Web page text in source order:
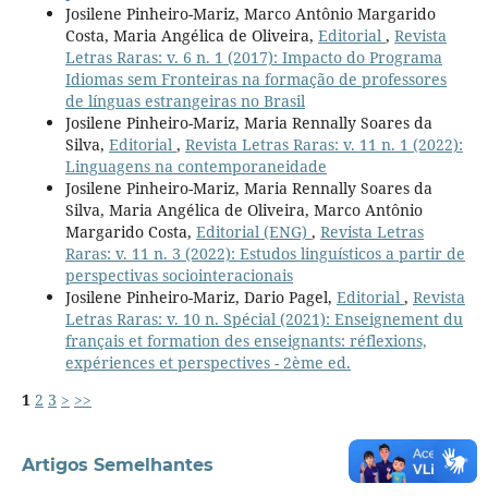
Josilene Pinheiro-Mariz, Marco Antônio Margarido
Costa, Maria Angélica de Oliveira, Editorial , Revista
Letras Raras: v. 6 n. 1 (2017): Impacto do Programa
Idiomas sem Fronteiras na formação de professores
de línguas estrangeiras no Brasil
Josilene Pinheiro-Mariz, Maria Rennally Soares da
Silva, Editorial , Revista Letras Raras: v. 11 n. 1 (2022):
Linguagens na contemporaneidade
Josilene Pinheiro-Mariz, Maria Rennally Soares da
Silva, Maria Angélica de Oliveira, Marco Antônio
Margarido Costa, Editorial (ENG) , Revista Letras
Raras: v. 11 n. 3 (2022): Estudos linguísticos a partir de
perspectivas sociointeracionais
Josilene Pinheiro-Mariz, Dario Pagel, Editorial , Revista
Letras Raras: v. 10 n. Spécial (2021): Enseignement du
français et formation des enseignants: réflexions,
expériences et perspectives - 2ème ed.
1 2 3 > >>
Artigos Semelhantes